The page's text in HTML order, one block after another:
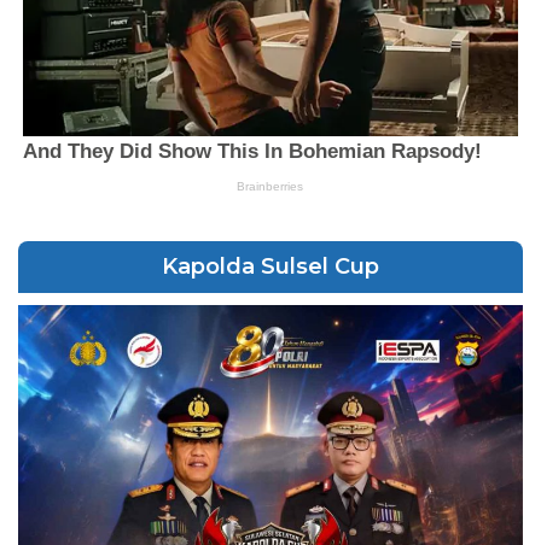
Kapolda Sulsel Cup